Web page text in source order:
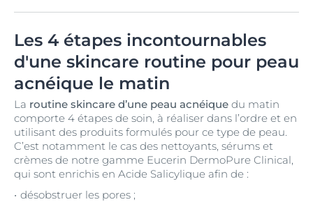
Les 4 étapes incontournables
d'une skincare routine pour peau
acnéique le matin
La routine skincare d’une peau acnéique du matin
comporte 4 étapes de soin, à réaliser dans l’ordre et en
utilisant des produits formulés pour ce type de peau.
C’est notamment le cas des nettoyants, sérums et
crèmes de notre gamme Eucerin DermoPure Clinical,
qui sont enrichis en Acide Salicylique afin de :
désobstruer les pores ;